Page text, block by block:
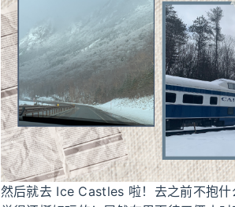
然后就去 Ice Castles 啦！去之前不抱